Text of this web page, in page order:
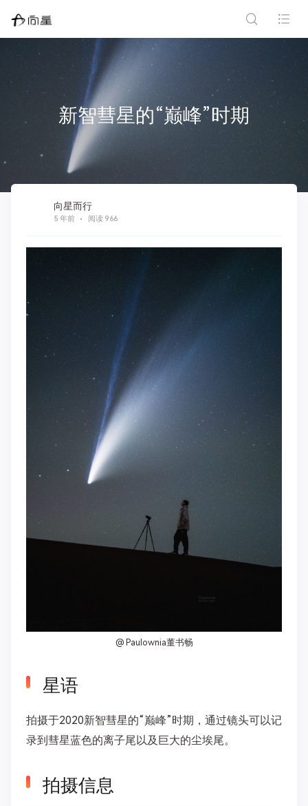
新智彗星的“巅峰”时期
向星而行
5 年前 阅读 966
@ Paulownia董书畅
星语
拍摄于2020新智彗星的“巅峰”时期，通过镜头可以记
录到彗星蓝色的离子尾以及巨大的尘埃尾。
拍摄信息